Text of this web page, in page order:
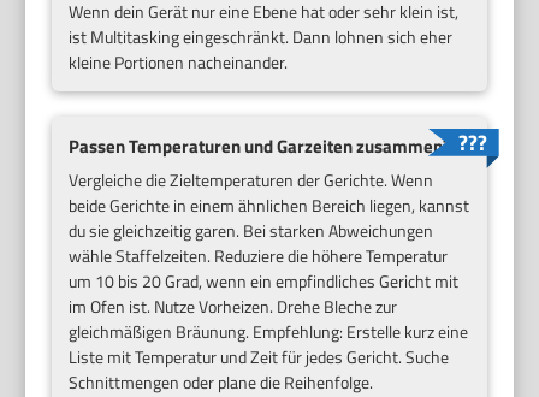
Wenn dein Gerät nur eine Ebene hat oder sehr klein ist,
ist Multitasking eingeschränkt. Dann lohnen sich eher
kleine Portionen nacheinander.
Passen Temperaturen und Garzeiten zusammen?
Vergleiche die Zieltemperaturen der Gerichte. Wenn
beide Gerichte in einem ähnlichen Bereich liegen, kannst
du sie gleichzeitig garen. Bei starken Abweichungen
wähle Staffelzeiten. Reduziere die höhere Temperatur
um 10 bis 20 Grad, wenn ein empfindliches Gericht mit
im Ofen ist. Nutze Vorheizen. Drehe Bleche zur
gleichmäßigen Bräunung. Empfehlung: Erstelle kurz eine
Liste mit Temperatur und Zeit für jedes Gericht. Suche
Schnittmengen oder plane die Reihenfolge.